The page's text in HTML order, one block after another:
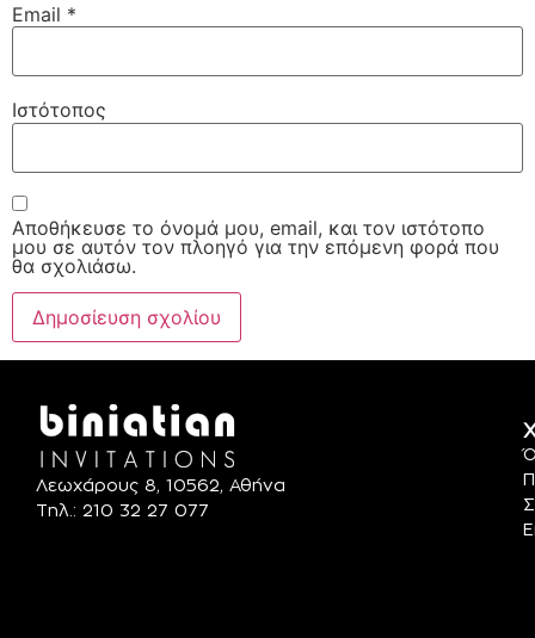
Email *
Ιστότοπος
Αποθήκευσε το όνομά μου, email, και τον ιστότοπο
μου σε αυτόν τον πλοηγό για την επόμενη φορά που
θα σχολιάσω.
Λεωχάρους 8, 10562, Αθήνα
Τηλ.: 210 32 27 077